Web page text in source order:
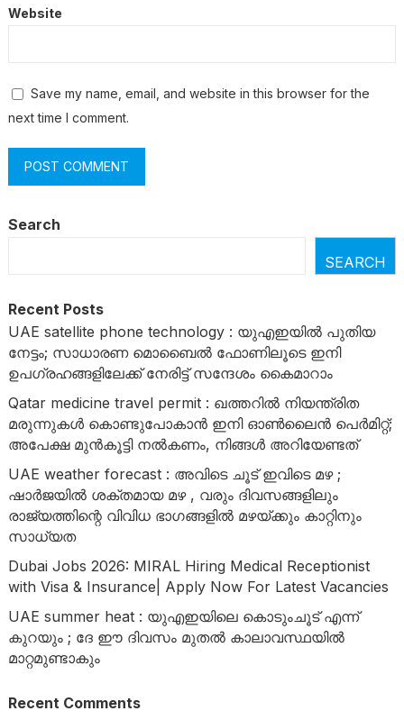
Website
Save my name, email, and website in this browser for the
next time I comment.
Search
SEARCH
Recent Posts
UAE satellite phone technology : യുഎഇയിൽ പുതിയ
നേട്ടം; സാധാരണ മൊബൈൽ ഫോണിലൂടെ ഇനി
ഉപഗ്രഹങ്ങളിലേക്ക് നേരിട്ട് സന്ദേശം കൈമാറാം
Qatar medicine travel permit : ഖത്തറിൽ നിയന്ത്രിത
മരുന്നുകൾ കൊണ്ടുപോകാൻ ഇനി ഓൺലൈൻ പെർമിറ്റ്;
അപേക്ഷ മുൻകൂട്ടി നൽകണം, നിങ്ങൾ അറിയേണ്ടത്
UAE weather forecast : അവിടെ ചൂട് ഇവിടെ മഴ ;
ഷാർജയിൽ ശക്തമായ മഴ , വരും ദിവസങ്ങളിലും
രാജ്യത്തിന്റെ വിവിധ ഭാഗങ്ങളിൽ മഴയ്ക്കും കാറ്റിനും
സാധ്യത
Dubai Jobs 2026: MIRAL Hiring Medical Receptionist
with Visa & Insurance| Apply Now For Latest Vacancies
UAE summer heat : യുഎഇയിലെ കൊടുംചൂട് എന്ന്
കുറയും ; ദേ ഈ ദിവസം മുതൽ കാലാവസ്ഥയിൽ
മാറ്റമുണ്ടാകും
Recent Comments